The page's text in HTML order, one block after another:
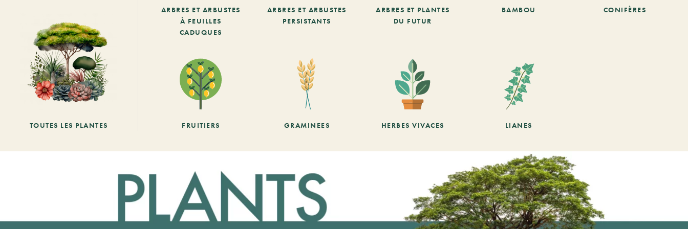
TOUTES LES PLANTES
ARBRES ET ARBUSTES
À FEUILLES
CADUQUES
ARBRES ET ARBUSTES
PERSISTANTS
ARBRES ET PLANTES
DU FUTUR
BAMBOU CONIFÈRES
FRUITIERS GRAMINEES HERBES VIVACES LIANES